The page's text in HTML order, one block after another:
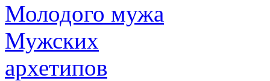
Молодого мужа
Мужских
архетипов